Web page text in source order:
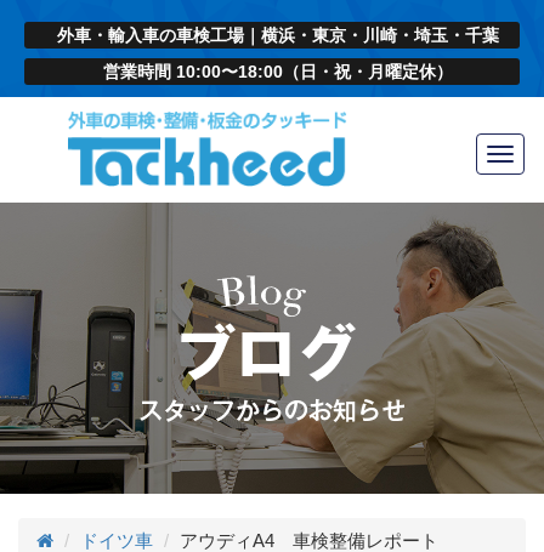
外車・輸入車の車検工場｜横浜・東京・川崎・埼玉・千葉
営業時間 10:00〜18:00（日・祝・月曜定休）
ドイツ車 アウディA4 車検整備レポート